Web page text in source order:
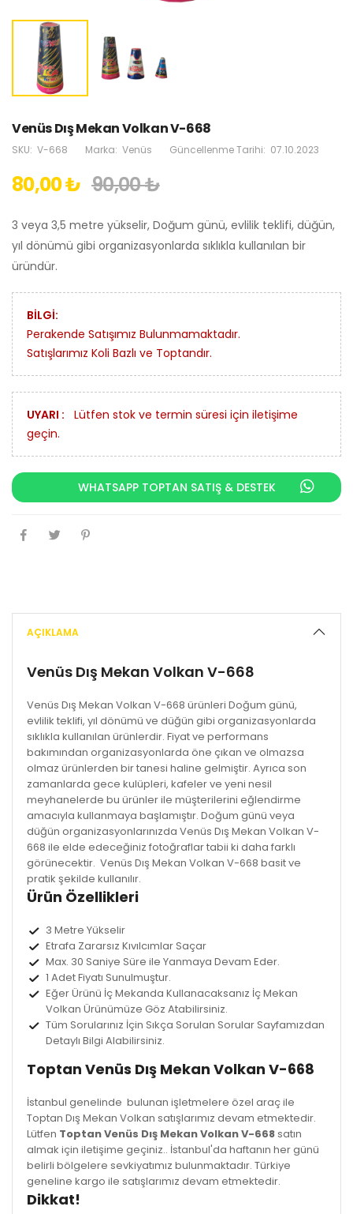
Venüs Dış Mekan Volkan V-668
SKU: V-668 Marka: Venüs Güncellenme Tarihi: 07.10.2023
80,00 ₺ 90,00 ₺
3 veya 3,5 metre yükselir, Doğum günü, evlilik teklifi, düğün,
yıl dönümü gibi organizasyonlarda sıklıkla kullanılan bir
üründür.
BİLGİ:
Perakende Satışımız Bulunmamaktadır.
Satışlarımız Koli Bazlı ve Toptandır.
UYARI :
Lütfen stok ve termin süresi için iletişime
geçin.
WHATSAPP TOPTAN SATIŞ & DESTEK
AÇIKLAMA
Venüs Dış Mekan Volkan V-668
Venüs Dış Mekan Volkan V-668 ürünleri Doğum günü,
evlilik teklifi, yıl dönümü ve düğün gibi organizasyonlarda
sıklıkla kullanılan ürünlerdir. Fiyat ve performans
bakımından organizasyonlarda öne çıkan ve olmazsa
olmaz ürünlerden bir tanesi haline gelmiştir. Ayrıca son
zamanlarda gece kulüpleri, kafeler ve yeni nesil
meyhanelerde bu ürünler ile müşterilerini eğlendirme
amacıyla kullanmaya başlamıştır. Doğum günü veya
düğün organizasyonlarınızda Venüs Dış Mekan Volkan V-
668 ile elde edeceğiniz fotoğraflar tabii ki daha farklı
görünecektir. Venüs Dış Mekan Volkan V-668 basit ve
pratik şekilde kullanılır.
Ürün Özellikleri
3 Metre Yükselir
Etrafa Zararsız Kıvılcımlar Saçar
Max. 30 Saniye Süre ile Yanmaya Devam Eder.
1 Adet Fiyatı Sunulmuştur.
Eğer Ürünü İç Mekanda Kullanacaksanız İç Mekan
Volkan Ürünümüze Göz Atabilirsiniz.
Tüm Sorularınız İçin Sıkça Sorulan SorularSayfamızdan
Detaylı Bilgi Alabilirsiniz.
Toptan Venüs Dış Mekan Volkan V-668
İstanbul genelinde bulunan işletmelere özel araç ile
Toptan Dış Mekan Volkan satışlarımız devam etmektedir.
Lütfen Toptan Venüs Dış Mekan Volkan V-668satın
almak için iletişime geçiniz.. İstanbul'da haftanın her günü
belirli bölgelere sevkiyatımız bulunmaktadır. Türkiye
geneline kargo ile satışlarımız devam etmektedir.
Dikkat!